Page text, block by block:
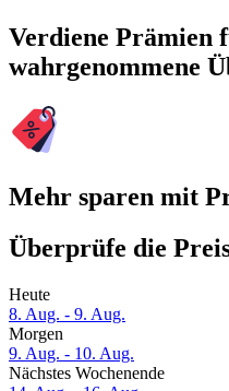
Verdiene Prämien
wahrgenommene
Mehr sparen mit
Überprüfe die
Heute
8. Aug. - 9. Aug.
Morgen
9. Aug. - 10. Aug.
Nächstes Wochenende